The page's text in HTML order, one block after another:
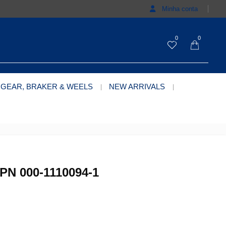
Minha conta
0 0
BRAKER & WEELS NEW ARRIVALS
000-1110094-1